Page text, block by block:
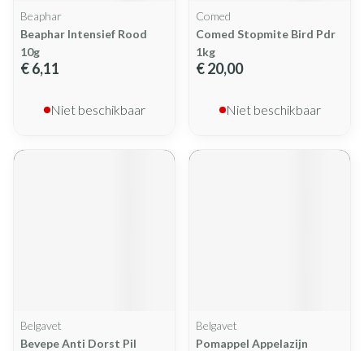
Beaphar
Beaphar Intensief Rood
10g
€ 6,11
Niet beschikbaar
Comed
Comed Stopmite Bird Pdr
1kg
€ 20,00
Niet beschikbaar
Belgavet
Bevepe Anti Dorst Pil
Belgavet
Pomappel Appelazijn